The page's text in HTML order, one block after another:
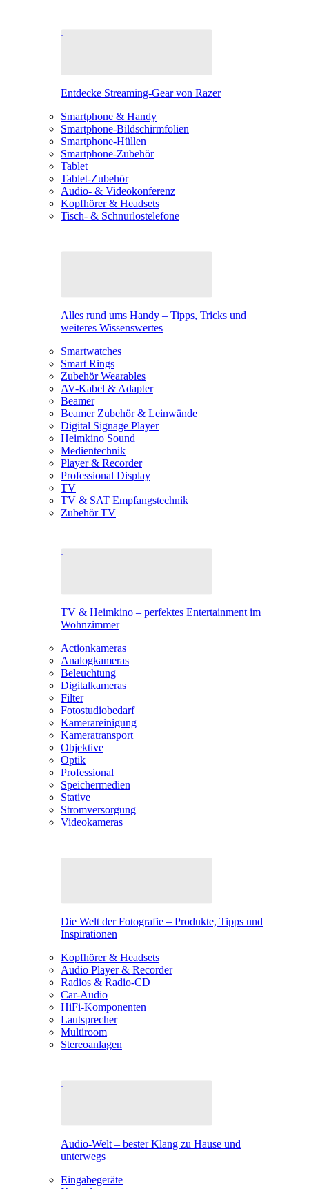
Entdecke Streaming-Gear von Razer
Smartphone & Handy
Smartphone-Bildschirmfolien
Smartphone-Hüllen
Smartphone-Zubehör
Tablet
Tablet-Zubehör
Audio- & Videokonferenz
Kopfhörer & Headsets
Tisch- & Schnurlostelefone
Alles rund ums Handy – Tipps, Tricks und
weiteres Wissenswertes
Smartwatches
Smart Rings
Zubehör Wearables
AV-Kabel & Adapter
Beamer
Beamer Zubehör & Leinwände
Digital Signage Player
Heimkino Sound
Medientechnik
Player & Recorder
Professional Display
TV
TV & SAT Empfangstechnik
Zubehör TV
TV & Heimkino – perfektes Entertainment im
Wohnzimmer
Actionkameras
Analogkameras
Beleuchtung
Digitalkameras
Filter
Fotostudiobedarf
Kamerareinigung
Kameratransport
Objektive
Optik
Professional
Speichermedien
Stative
Stromversorgung
Videokameras
Die Welt der Fotografie – Produkte, Tipps und
Inspirationen
Kopfhörer & Headsets
Audio Player & Recorder
Radios & Radio-CD
Car-Audio
HiFi-Komponenten
Lautsprecher
Multiroom
Stereoanlagen
Audio-Welt – bester Klang zu Hause und
unterwegs
Eingabegeräte